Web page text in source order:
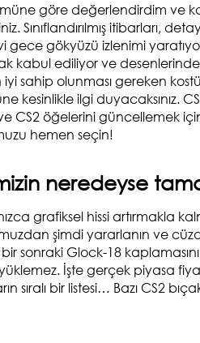
göre değerlendirdim ve
Sınıflandırılmış itibarları,
gece gökyüzü izlenimi
kabul ediliyor ve
sahip olunması gereken
kesinlikle ilgi duyacaksınız.
CS2 öğelerini güncellemek
hemen seçin!
neredeyse
grafiksel hissi artırmakla
şimdi yararlanın ve
sonraki Glock-18
yüklemez. İşte gerçek piyasa
sıralı bir listesi… Bazı CS2